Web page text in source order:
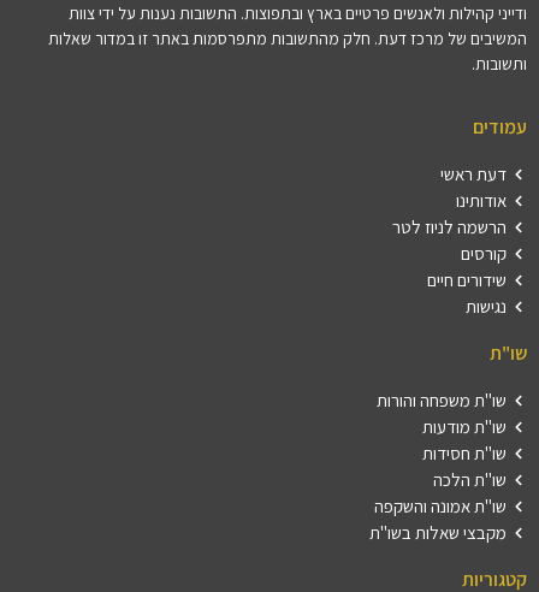
ודייני קהילות ולאנשים פרטיים בארץ ובתפוצות. התשובות נענות על ידי צוות
המשיבים של מרכז דעת. חלק מהתשובות מתפרסמות באתר זו במדור שאלות
ותשובות.
עמודים
דעת ראשי
אודותינו
הרשמה לניוז לטר
קורסים
שידורים חיים
נגישות
שו"ת
שו"ת משפחה והורות
שו"ת מודעות
שו"ת חסידות
שו"ת הלכה
שו"ת אמונה והשקפה
מקבצי שאלות בשו"ת
קטגוריות